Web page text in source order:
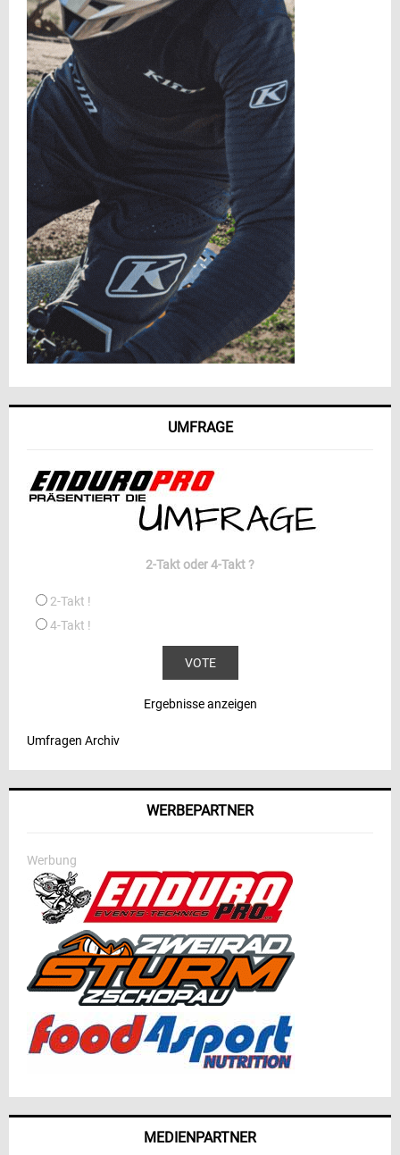
UMFRAGE
2-Takt oder 4-Takt ?
2-Takt !
4-Takt !
Ergebnisse anzeigen
Umfragen Archiv
WERBEPARTNER
Werbung
MEDIENPARTNER